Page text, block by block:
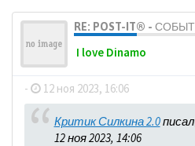
RE: POST-IT® -
I love Dinamo
- 12 ноя 2023, 16:06
Критик Силкина 2.0
12 ноя 2023, 14:06